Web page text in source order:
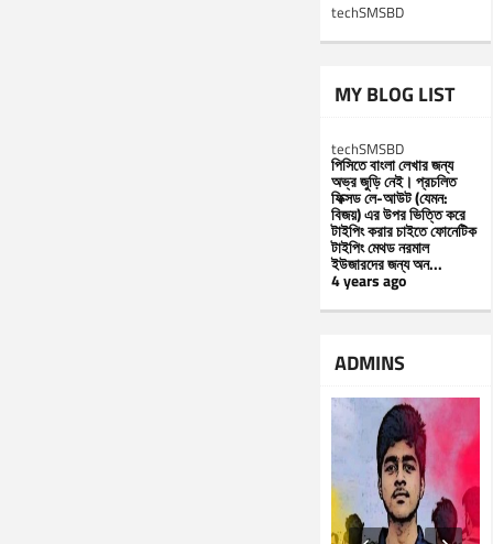
techSMSBD
MY BLOG LIST
techSMSBD
পিসিতে বাংলা লেখার জন্য
অভ্র জুড়ি নেই। প্রচলিত
ফিক্সড লে-আউট (যেমন:
বিজয়) এর উপর ভিত্তি করে
টাইপিং করার চাইতে ফোনেটিক
টাইপিং মেথড নরমাল
ইউজারদের জন্য অন...
4 years ago
ADMINS